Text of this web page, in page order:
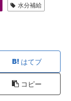
水分補給
はてブ
コピー